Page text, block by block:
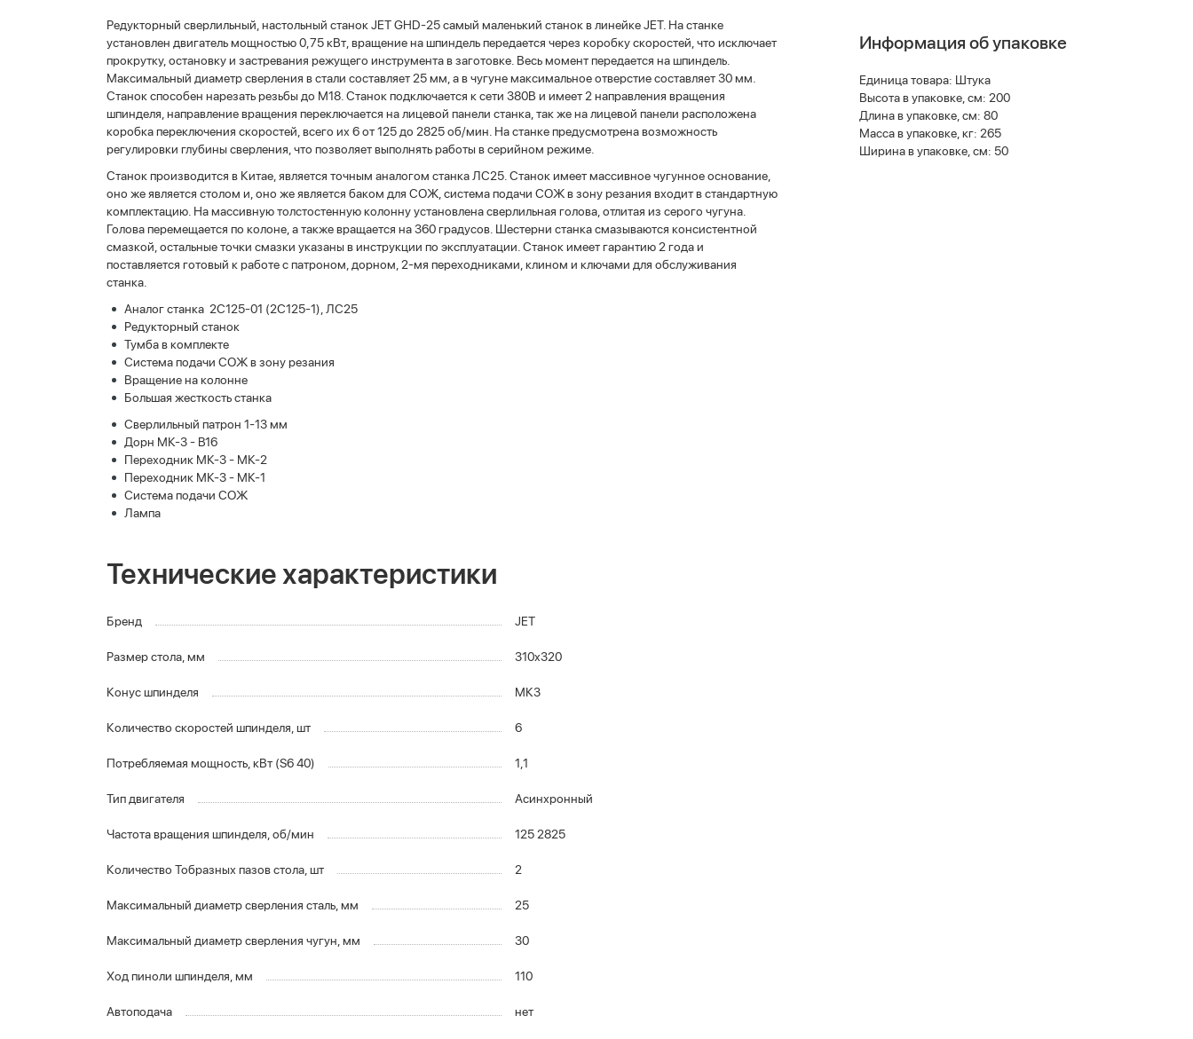
Редукторный сверлильный, настольный станок JET GHD-25 самый маленький станок в линейке JET. На станке
установлен двигатель мощностью 0,75 кВт, вращение на шпиндель передается через коробку скоростей, что исключает
прокрутку, остановку и застревания режущего инструмента в заготовке. Весь момент передается на шпиндель.
Максимальный диаметр сверления в стали составляет 25 мм, а в чугуне максимальное отверстие составляет 30 мм.
Станок способен нарезать резьбы до М18. Станок подключается к сети 380В и имеет 2 направления вращения
шпинделя, направление вращения переключается на лицевой панели станка, так же на лицевой панели расположена
коробка переключения скоростей, всего их 6 от 125 до 2825 об/мин. На станке предусмотрена возможность
регулировки глубины сверления, что позволяет выполнять работы в серийном режиме.
Станок производится в Китае, является точным аналогом станка ЛС25. Станок имеет массивное чугунное основание,
оно же является столом и, оно же является баком для СОЖ, система подачи СОЖ в зону резания входит в стандартную
комплектацию. На массивную толстостенную колонну установлена сверлильная голова, отлитая из серого чугуна.
Голова перемещается по колоне, а также вращается на 360 градусов. Шестерни станка смазываются консистентной
смазкой, остальные точки смазки указаны в инструкции по эксплуатации. Станок имеет гарантию 2 года и
поставляется готовый к работе с патроном, дорном, 2-мя переходниками, клином и ключами для обслуживания
станка.
Аналог станка 2С125-01 (2С125-1), ЛС25
Редукторный станок
Тумба в комплекте
Система подачи СОЖ в зону резания
Вращение на колонне
Большая жесткость станка
Сверлильный патрон 1-13 мм
Дорн МК-3 - B16
Переходник МК-3 - МК-2
Переходник МК-3 - МК-1
Система подачи СОЖ
Лампа
Технические характеристики
Бренд JET
Размер стола, мм 310x320
Конус шпинделя МК3
Количество скоростей шпинделя, шт 6
Потребляемая мощность, кВт (S6 40) 1,1
Тип двигателя Асинхронный
Частота вращения шпинделя, об/мин 125 2825
Количество Тобразных пазов стола, шт 2
Максимальный диаметр сверления сталь, мм 25
Максимальный диаметр сверления чугун, мм 30
Ход пиноли шпинделя, мм 110
Автоподача нет
Информация об упаковке
Единица товара: Штука
Высота в упаковке, см: 200
Длина в упаковке, см: 80
Масса в упаковке, кг: 265
Ширина в упаковке, см: 50